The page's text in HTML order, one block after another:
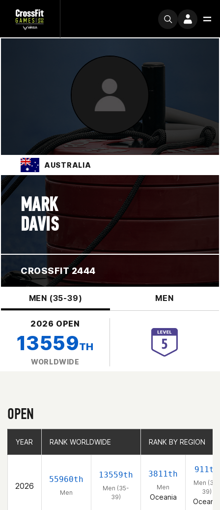
AUSTRALIA
MARK
DAVIS
CROSSFIT 2444
MEN (35-39) MEN
2026 OPEN
13559TH
WORLDWIDE
OPEN
YEAR RANK WORLDWIDE RANK BY REGION
2026
55960th
Men
13559th
Men (35-
39)
3811th
Men
Oceania
911th
Men (35-
39)
Oceania
YEAR RANK WORLDWIDE RANK BY REGION